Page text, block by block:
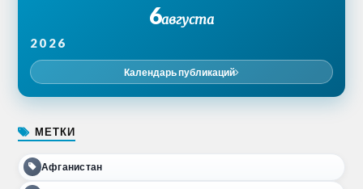
6августа
2026
Календарь публикаций
МЕТКИ
Афганистан